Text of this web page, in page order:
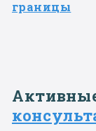
границы